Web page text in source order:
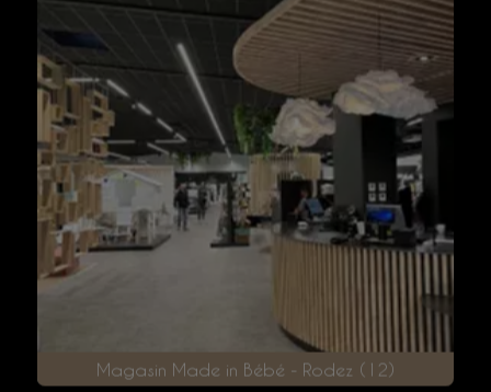
Magasin Coordonnable - Rodez